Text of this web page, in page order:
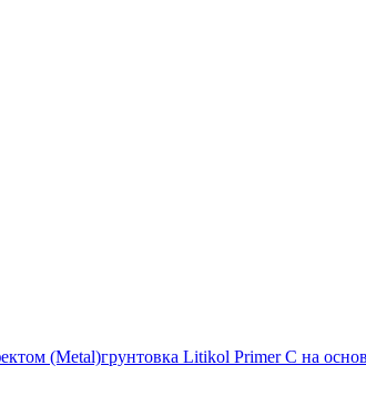
(Metal)грунтовка Litikol Primer C на